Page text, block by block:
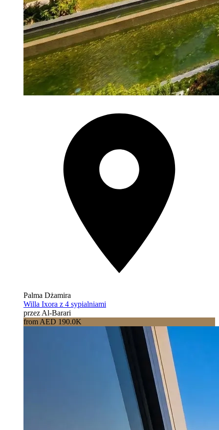
Palma Dżamira
Willa Ixora z 4 sypialniami
przez Al-Barari
from AED 190.0K